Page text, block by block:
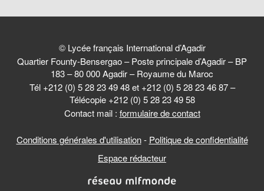
© Lycée français International d’Agadir
Quartier Founty-Bensergao – Poste principale d’Agadir – BP
183 – 80 000 Agadir – Royaume du Maroc
Tél +212 (0) 5 28 23 49 48 et +212 (0) 5 28 23 46 87 –
Télécopie +212 (0) 5 28 23 49 58
Contact mail : formulaire de contact
Conditions générales d'utilisation- Politique de confidentialité
Espace rédacteur